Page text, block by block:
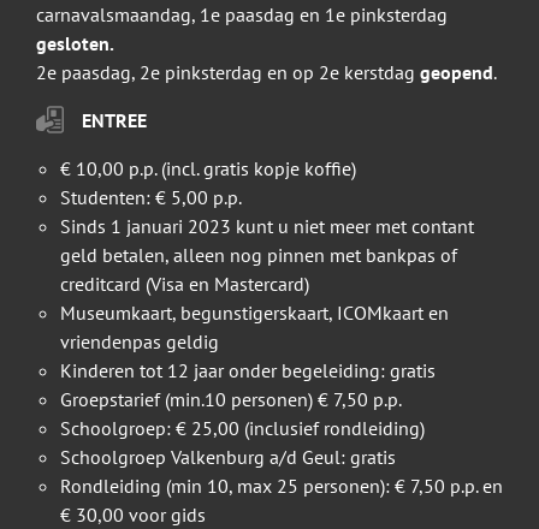
carnavalsmaandag, 1e paasdag en 1e pinksterdag
gesloten.
2e paasdag, 2e pinksterdag en op 2e kerstdag geopend.
ENTREE
€ 10,00 p.p. (incl. gratis kopje koffie)
Studenten: € 5,00 p.p.
Sinds 1 januari 2023 kunt u niet meer met contant
geld betalen, alleen nog pinnen met bankpas of
creditcard (Visa en Mastercard)
Museumkaart, begunstigerskaart, ICOMkaart en
vriendenpas geldig
Kinderen tot 12 jaar onder begeleiding: gratis
Groepstarief (min.10 personen) € 7,50 p.p.
Schoolgroep: € 25,00 (inclusief rondleiding)
Schoolgroep Valkenburg a/d Geul: gratis
Rondleiding (min 10, max 25 personen): € 7,50 p.p. en
€ 30,00 voor gids